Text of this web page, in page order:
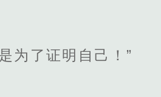
为了证明自己！”